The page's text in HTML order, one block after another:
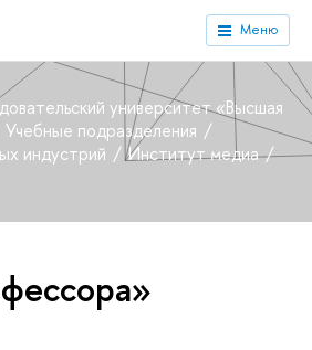
Меню
университет «Высшая
Учебные подразделения
индустрий
Институт медиа